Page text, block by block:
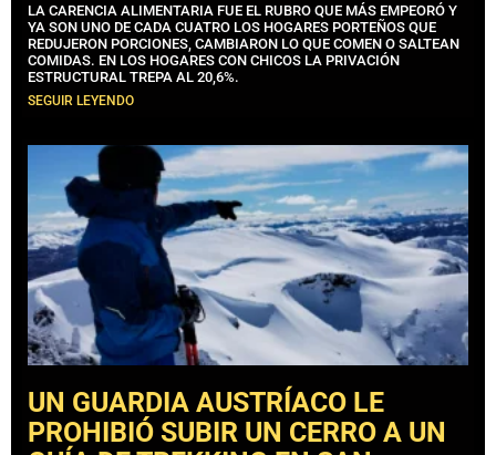
LA CARENCIA ALIMENTARIA FUE EL RUBRO QUE MÁS EMPEORÓ Y
YA SON UNO DE CADA CUATRO LOS HOGARES PORTEÑOS QUE
REDUJERON PORCIONES, CAMBIARON LO QUE COMEN O SALTEAN
COMIDAS. EN LOS HOGARES CON CHICOS LA PRIVACIÓN
ESTRUCTURAL TREPA AL 20,6%.
SEGUIR LEYENDO
UN GUARDIA AUSTRÍACO LE
PROHIBIÓ SUBIR UN CERRO A UN